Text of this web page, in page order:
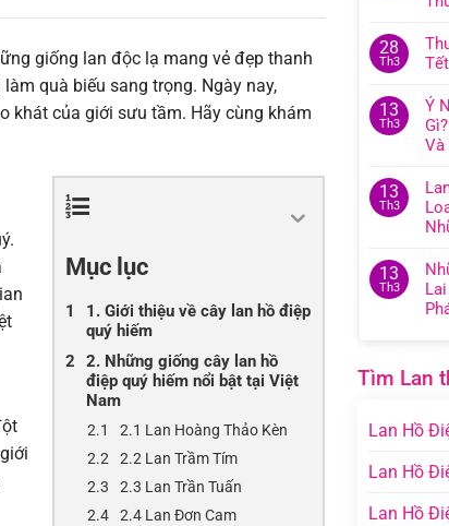
giống lan độc lạ mang vẻ đẹp thanh
quà biếu sang trọng. Ngày nay,
khát của giới sưu tầm. Hãy cùng khám
Mục lục
1. Giới thiệu về cây lan hồ điệp
quý hiếm
2. Những giống cây lan hồ
điệp quý hiếm nổi bật tại Việt
Nam
2.1 Lan Hoàng Thảo Kèn
2.2 Lan Trầm Tím
2.3 Lan Trần Tuấn
2.4 Lan Đơn Cam
28
Th3
13
Th3
Ý
Và
13
Th3
13
Th3
Tìm Lan
Lan Hồ
Lan Hồ
Lan Hồ